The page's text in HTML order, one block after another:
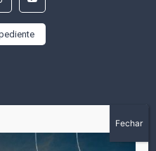
de 2005 em